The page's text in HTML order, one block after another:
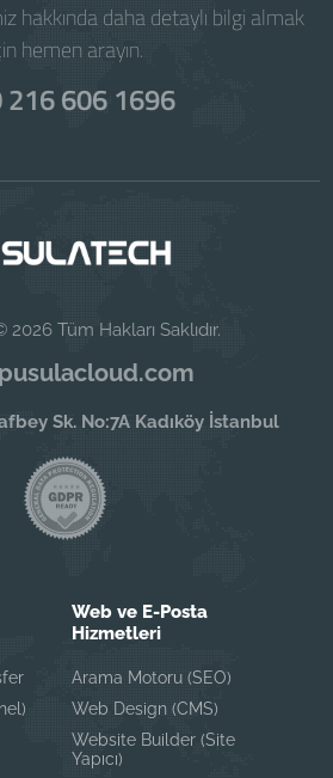
hakkında daha detaylı bilgi almak
hemen arayın.
216 606 1696
Tüm Hakları Saklıdır.
Sk. No:7A Kadıköy İstanbul
Web ve E-Posta
Hizmetleri
Arama Motoru (SEO)
Web Design (CMS)
Website Builder (Site
Yapıcı)